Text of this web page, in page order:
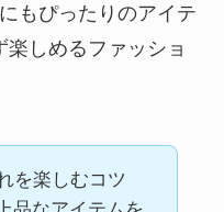
もぴったりのアイテ
しめるファッショ
を楽しむコツ